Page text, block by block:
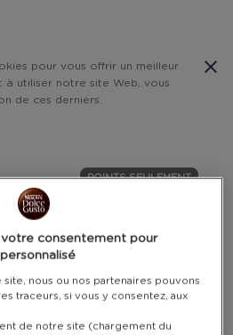
pour vous offrir un meilleur
à utiliser notre site Web, vous
de ces derniers.
POINTS SEULEMENT
votre consentement pour
nous ou nos partenaires pouvons
traceurs, si vous y consentez, aux
de notre site (chargement du